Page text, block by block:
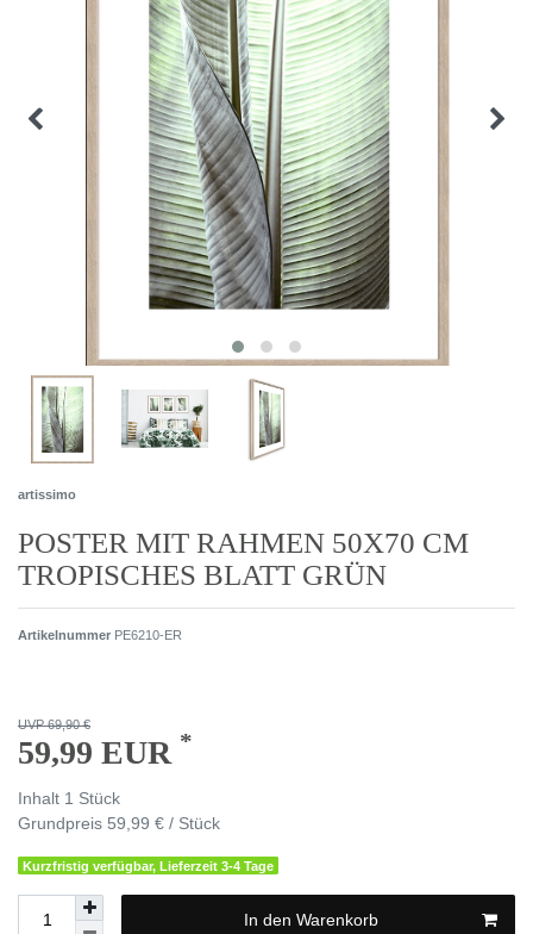
artissimo
POSTER MIT RAHMEN 50X70 CM
TROPISCHES BLATT GRÜN
Artikelnummer PE6210-ER
UVP 69,90 €
59,99 EUR *
Inhalt 1 Stück
Grundpreis 59,99 € / Stück
Kurzfristig verfügbar, Lieferzeit 3-4 Tage
In den Warenkorb